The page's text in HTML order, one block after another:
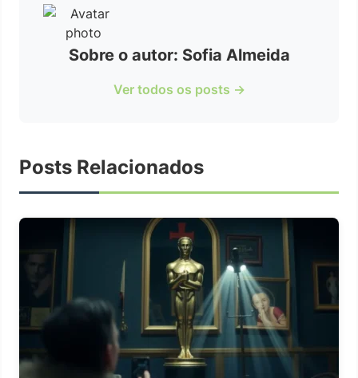
Sobre o autor: Sofia Almeida
Ver todos os posts →
Posts Relacionados